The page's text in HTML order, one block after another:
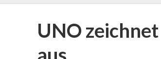
UNO